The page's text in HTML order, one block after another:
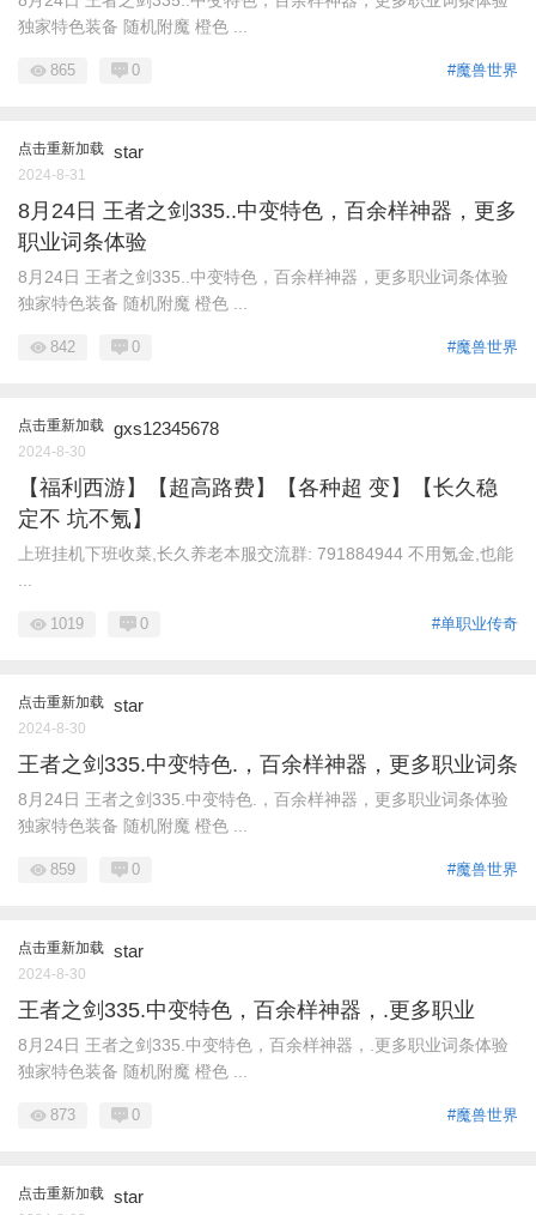
独家特色装备 随机附魔 橙色 ...
#魔兽世界
865 0
点击重新加载 star
2024-8-31
8月24日 王者之剑335..中变特色，百余样神器，更多
职业词条体验
8月24日 王者之剑335..中变特色，百余样神器，更多职业词条体验
独家特色装备 随机附魔 橙色 ...
#魔兽世界
842 0
点击重新加载 gxs12345678
2024-8-30
【福利西游】【超高路费】【各种超 变】【长久稳
定不 坑不氪】
上班挂机下班收菜,长久养老本服交流群: 791884944 不用氪金,也能
#单职业传奇
1019 0
点击重新加载 star
2024-8-30
王者之剑335.中变特色.，百余样神器，更多职业词条
8月24日 王者之剑335.中变特色.，百余样神器，更多职业词条体验
独家特色装备 随机附魔 橙色 ...
#魔兽世界
859 0
点击重新加载 star
2024-8-30
王者之剑335.中变特色，百余样神器，.更多职业
8月24日 王者之剑335.中变特色，百余样神器，.更多职业词条体验
独家特色装备 随机附魔 橙色 ...
#魔兽世界
873 0
点击重新加载 star